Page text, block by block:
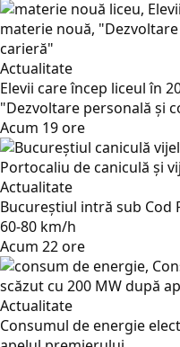
Actualitate
Elevii care încep liceul în
"Dezvoltare personală și
Acum 19 ore
Actualitate
Bucureștiul intră sub Cod
60-80 km/h
Acum 22 ore
Actualitate
Consumul de energie